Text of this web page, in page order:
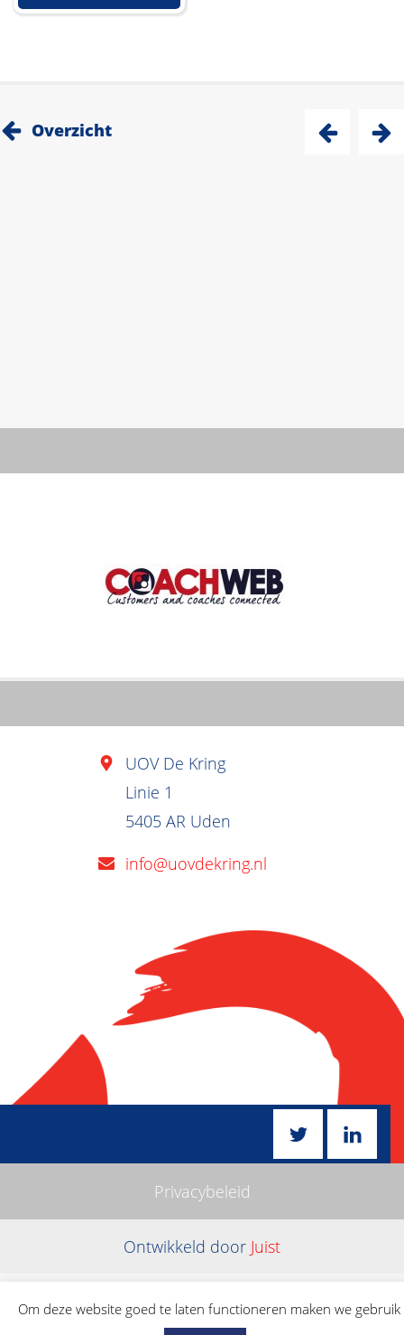
Overzicht
UOV De Kring
Linie 1
5405 AR Uden
info@uovdekring.nl
Privacybeleid
Ontwikkeld door Juist
Om deze website goed te laten functioneren maken we gebruik